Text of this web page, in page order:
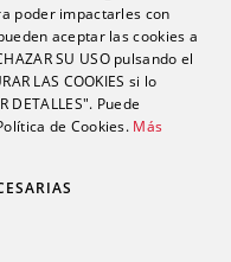
poder impactarles con
aceptar las cookies a
SU USO pulsando el
LAS COOKIES si lo
DETALLES". Puede
de Cookies. Más